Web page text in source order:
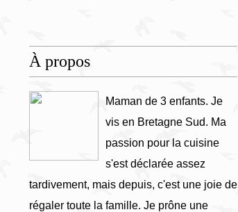
À propos
Maman de 3 enfants. Je
vis en Bretagne Sud. Ma
passion pour la cuisine
s'est déclarée assez
tardivement, mais depuis, c'est une joie de
régaler toute la famille. Je prône une